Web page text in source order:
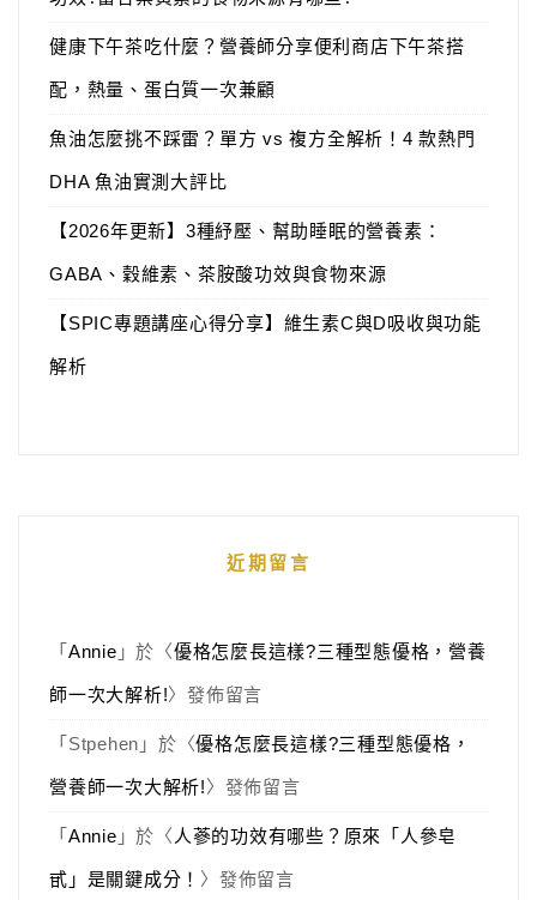
健康下午茶吃什麼？營養師分享便利商店下午茶搭
配，熱量、蛋白質一次兼顧
魚油怎麼挑不踩雷？單方 vs 複方全解析！4 款熱門
DHA 魚油實測大評比
【2026年更新】3種紓壓、幫助睡眠的營養素：
GABA、穀維素、茶胺酸功效與食物來源
【SPIC專題講座心得分享】維生素C與D吸收與功能
解析
近期留言
「 Annie 」於〈優格怎麼長這樣?三種型態優格，營養
師一次大解析!〉發佈留言
「 Stpehen 」於〈優格怎麼長這樣?三種型態優格，
營養師一次大解析!〉發佈留言
「 Annie 」於〈 人蔘的功效有哪些？原來「人參皂
甙」是關鍵成分！ 〉發佈留言